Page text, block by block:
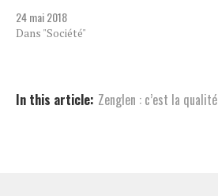
24 mai 2018
Dans "Société"
In this article: Zenglen : c’est la qualité